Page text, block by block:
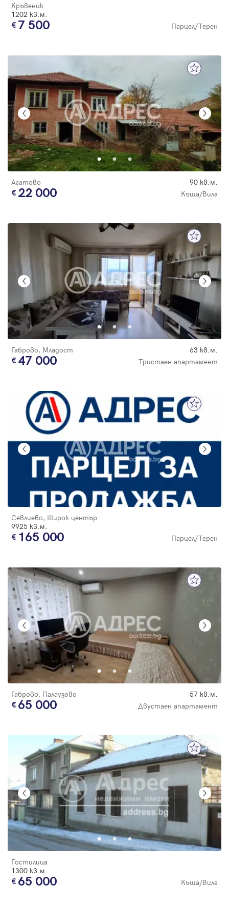
Кръвеник
1202 кв.м.
7 500 Парцел/Терен
Агатово 90 кв.м.
22 000 Къща/Вила
Габрово, Младост 63 кв.м.
47 000 Тристаен апартамент
Севлиево, Широк център
9925 кв.м.
165 000 Парцел/Терен
Габрово, Палаузово 57 кв.м.
65 000 Двустаен апартамент
Гостилица
1300 кв.м.
65 000 Къща/Вила